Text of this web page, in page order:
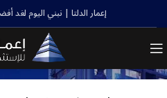
إعمار الدلتا | نبني اليوم لغد